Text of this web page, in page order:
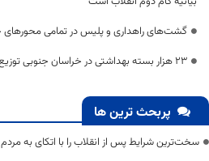
گشت‌های راهداری و پلیس در تمامی محورهای
23 هزار بسته بهداشتی در خراسان جنوبی توزیع می‌شود
پربحث ترین ها
سخت‌ترین شرایط پس از انقلاب را با اتکای به